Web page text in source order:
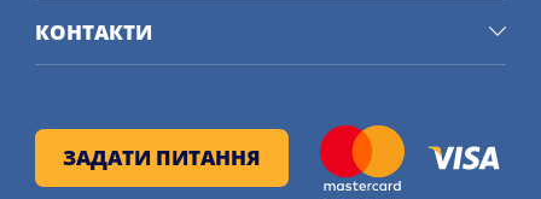
ЗАДАТИ ПИТАННЯ
КОНТАКТИ